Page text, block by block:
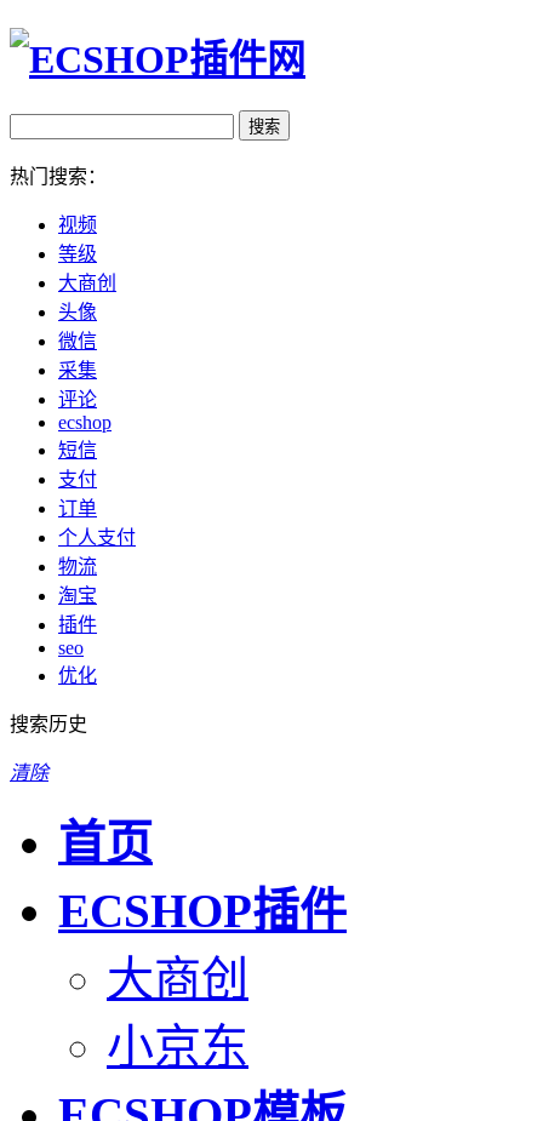
热门搜索：
视频
等级
大商创
头像
微信
采集
评论
ecshop
短信
支付
订单
个人支付
物流
淘宝
插件
seo
优化
搜索历史
清除
首页
ECSHOP插件
大商创
小京东